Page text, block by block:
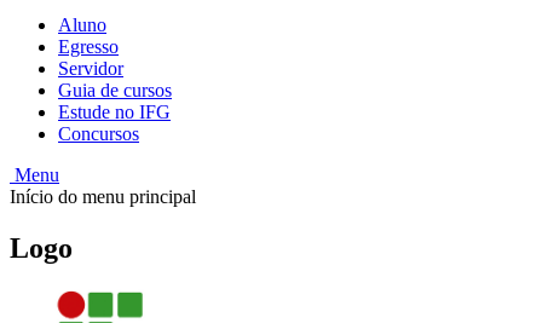
Aluno
Egresso
Servidor
Guia de cursos
Estude no IFG
Concursos
Menu
Início do menu principal
Logo